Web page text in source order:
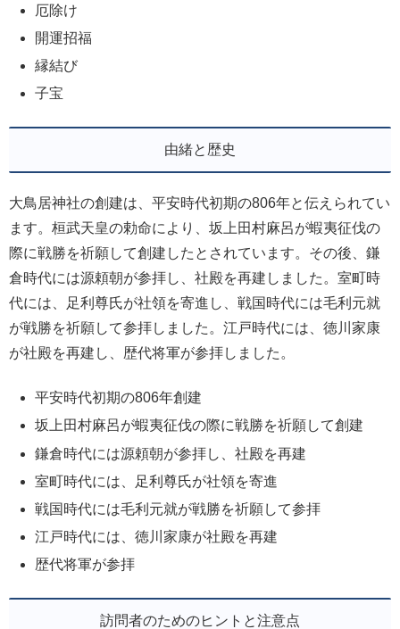
厄除け
開運招福
縁結び
子宝
由緒と歴史
大鳥居神社の創建は、平安時代初期の806年と伝えられてい
ます。桓武天皇の勅命により、坂上田村麻呂が蝦夷征伐の
際に戦勝を祈願して創建したとされています。その後、鎌
倉時代には源頼朝が参拝し、社殿を再建しました。室町時
代には、足利尊氏が社領を寄進し、戦国時代には毛利元就
が戦勝を祈願して参拝しました。江戸時代には、徳川家康
が社殿を再建し、歴代将軍が参拝しました。
平安時代初期の806年創建
坂上田村麻呂が蝦夷征伐の際に戦勝を祈願して創建
鎌倉時代には源頼朝が参拝し、社殿を再建
室町時代には、足利尊氏が社領を寄進
戦国時代には毛利元就が戦勝を祈願して参拝
江戸時代には、徳川家康が社殿を再建
歴代将軍が参拝
訪問者のためのヒントと注意点